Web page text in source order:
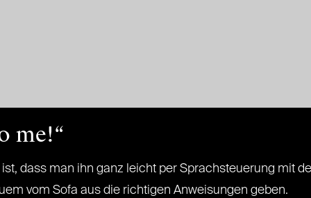
me!“
dass man ihn ganz leicht per Sprachsteuerung mit
vom Sofa aus die richtigen Anweisungen geben.